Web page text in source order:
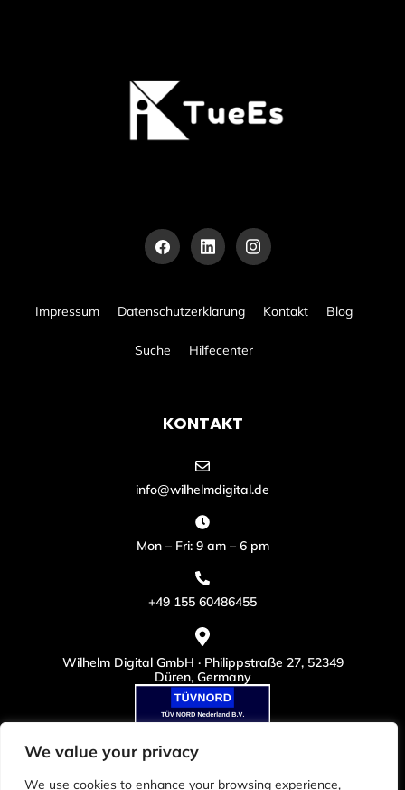
We value your privacy
We use cookies to enhance your browsing experience,
Impressum Datenschutzerklarung Kontakt Blog
Suche Hilfecenter
KONTAKT
info@wilhelmdigital.de
Mon – Fri: 9 am – 6 pm
+49 155 60486455
Wilhelm Digital GmbH · Philippstraße 27, 52349
Düren, Germany